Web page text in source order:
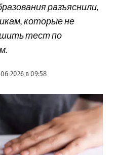
разъяснили,
которые не
тест по
2026 в 09:58